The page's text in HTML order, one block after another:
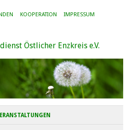
KOOPERATION IMPRESSUM